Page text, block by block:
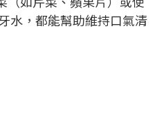
水，都能幫助維持口氣清